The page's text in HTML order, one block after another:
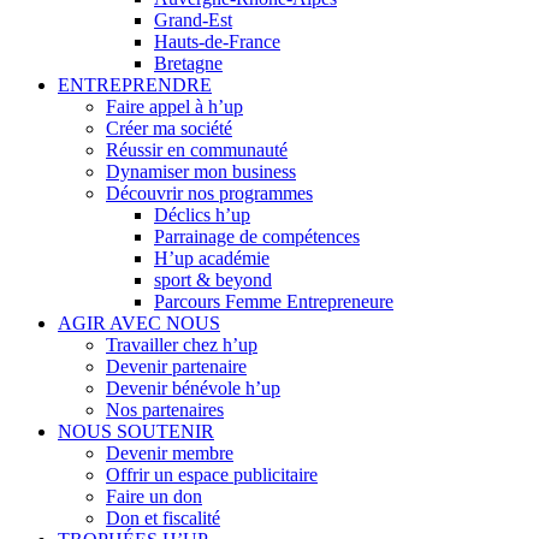
Grand-Est
Hauts-de-France
Bretagne
ENTREPRENDRE
Faire appel à h’up
Créer ma société
Réussir en communauté
Dynamiser mon business
Découvrir nos programmes
Déclics h’up
Parrainage de compétences
H’up académie
sport & beyond
Parcours Femme Entrepreneure
AGIR AVEC NOUS
Travailler chez h’up
Devenir partenaire
Devenir bénévole h’up
Nos partenaires
NOUS SOUTENIR
Devenir membre
Offrir un espace publicitaire
Faire un don
Don et fiscalité